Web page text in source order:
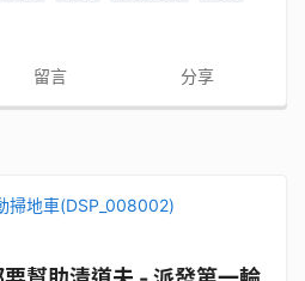
留言 分享
掃地車(DSP_008002)